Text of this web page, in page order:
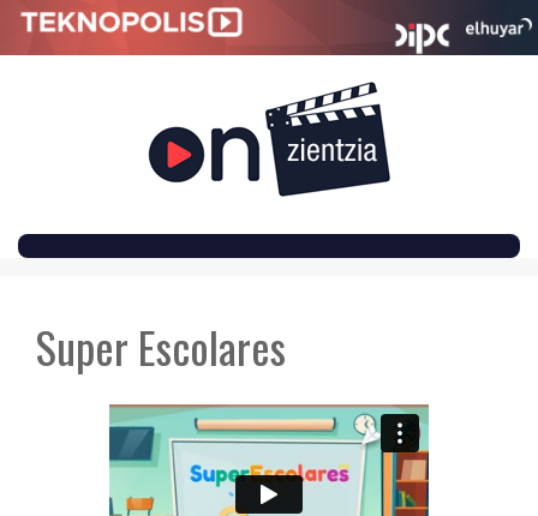
CONTENT
Super Escolares